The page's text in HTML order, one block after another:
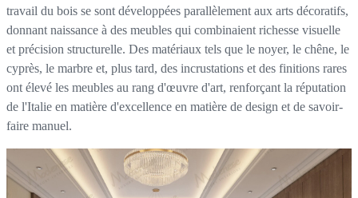
travail du bois se sont développées parallèlement aux arts décoratifs,
donnant naissance à des meubles qui combinaient richesse visuelle
et précision structurelle. Des matériaux tels que le noyer, le chêne, le
cyprès, le marbre et, plus tard, des incrustations et des finitions rares
ont élevé les meubles au rang d'œuvre d'art, renforçant la réputation
de l'Italie en matière d'excellence en matière de design et de savoir-
faire manuel.